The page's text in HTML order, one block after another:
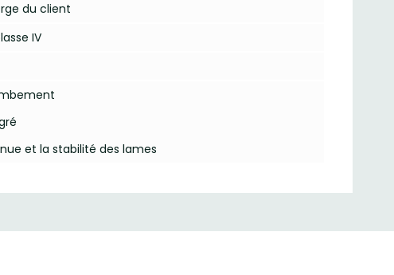
du client
IV
et la stabilité des lames